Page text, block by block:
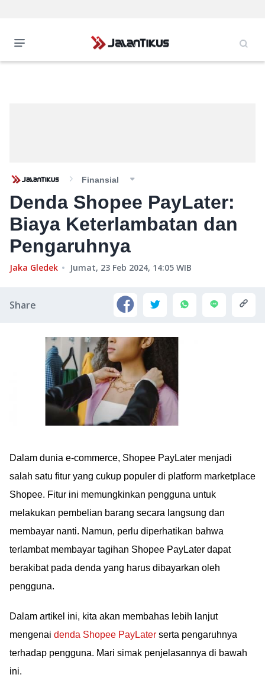
Finansial
Denda Shopee PayLater:
Biaya Keterlambatan dan
Pengaruhnya
Jaka Gledek Jumat, 23 Feb 2024, 14:05 WIB
Share
Dalam dunia e-commerce, Shopee PayLater menjadi
salah satu fitur yang cukup populer di platform marketplace
Shopee. Fitur ini memungkinkan pengguna untuk
melakukan pembelian barang secara langsung dan
membayar nanti. Namun, perlu diperhatikan bahwa
terlambat membayar tagihan Shopee PayLater dapat
berakibat pada denda yang harus dibayarkan oleh
pengguna.
Dalam artikel ini, kita akan membahas lebih lanjut
mengenai denda Shopee PayLater serta pengaruhnya
terhadap pengguna. Mari simak penjelasannya di bawah
ini.